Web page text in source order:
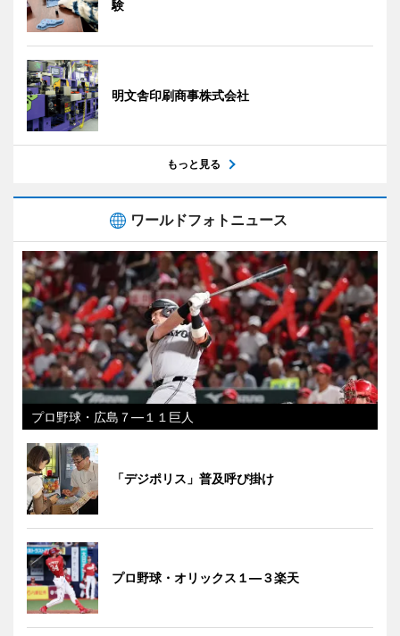
験
明文舎印刷商事株式会社
もっと見る
ワールドフォトニュース
プロ野球・広島７―１１巨人
「デジポリス」普及呼び掛け
プロ野球・オリックス１―３楽天